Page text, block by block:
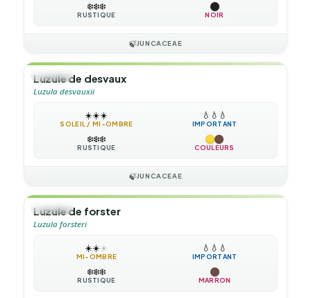
❄️❄️❄️
RUSTIQUE NOIR
🍃JUNCACEAE
🌿HERBE
Luzule de desvaux
Luzula desvauxii
☀️☀️☀️
SOLEIL / MI-OMBRE
💧 💧 💧
IMPORTANT
❄️❄️❄️
RUSTIQUE COULEURS
🍃JUNCACEAE
🌿HERBE
Luzule de forster
Luzula forsteri
☀️☀️☀️
MI-OMBRE
💧 💧 💧
IMPORTANT
❄️❄️❄️
RUSTIQUE MARRON